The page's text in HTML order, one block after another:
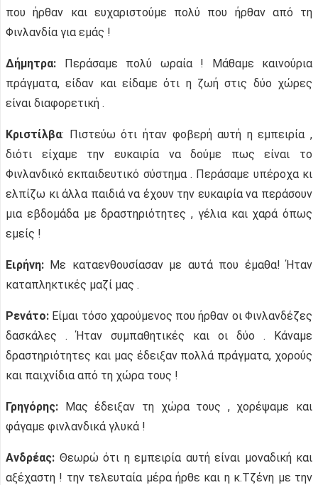
που ήρθαν και ευχαριστούμε πολύ που ήρθαν από τη
Φινλανδία για εμάς !
Δήμητρα: Περάσαμε πολύ ωραία ! Μάθαμε καινούρια
πράγματα, είδαν και είδαμε ότι η ζωή στις δύο χώρες
είναι διαφορετική .
Κριστίλβα: Πιστεύω ότι ήταν φοβερή αυτή η εμπειρία ,
διότι είχαμε την ευκαιρία να δούμε πως είναι το
Φινλανδικό εκπαιδευτικό σύστημα . Περάσαμε υπέροχα κι
ελπίζω κι άλλα παιδιά να έχουν την ευκαιρία να περάσουν
μια εβδομάδα με δραστηριότητες , γέλια και χαρά όπως
εμείς !
Ειρήνη: Με καταενθουσίασαν με αυτά που έμαθα! Ήταν
καταπληκτικές μαζί μας .
Ρενάτο: Είμαι τόσο χαρούμενος που ήρθαν οι Φινλανδέζες
δασκάλες . Ήταν συμπαθητικές και οι δύο . Κάναμε
δραστηριότητες και μας έδειξαν πολλά πράγματα, χορούς
και παιχνίδια από τη χώρα τους !
Γρηγόρης: Μας έδειξαν τη χώρα τους , χορέψαμε και
φάγαμε φινλανδικά γλυκά !
Ανδρέας: Θεωρώ ότι η εμπειρία αυτή είναι μοναδική και
αξέχαστη ! την τελευταία μέρα ήρθε και η κ.Τζένη με την